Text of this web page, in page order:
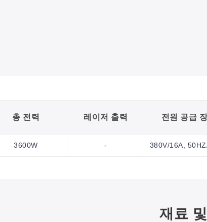
총 전력 레이저 출력 전원 공급 장
3600W - 380V/16A,
재료